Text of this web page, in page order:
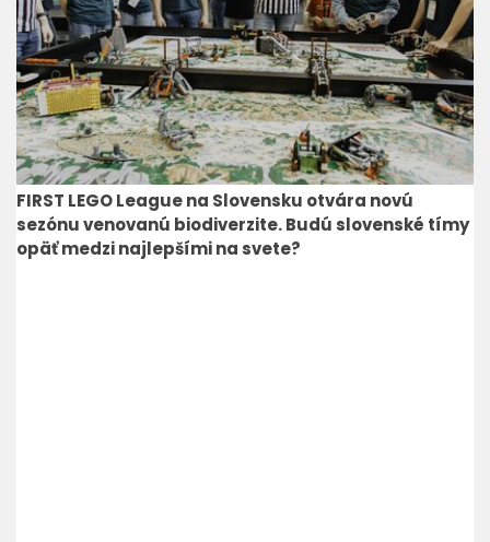
FIRST LEGO League na Slovensku otvára novú
sezónu venovanú biodiverzite. Budú slovenské tímy
opäť medzi najlepšími na svete?